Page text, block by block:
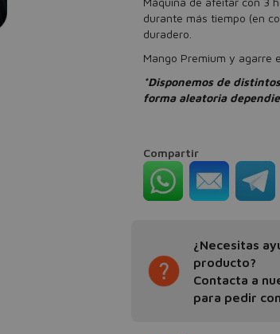
durante más tiempo (en
duradero.
Mango Premium y agarre
*Disponemos de
forma aleatoria
Compartir
¿Necesitas
producto?
Contacta a
para pedir